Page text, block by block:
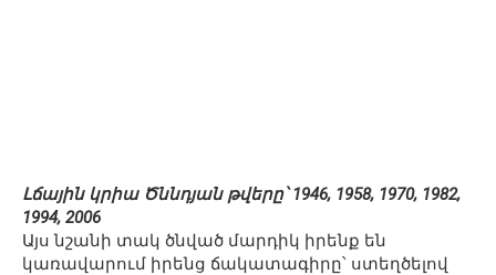
Լճային կրիա Ծննդյան թվերը՝ 1946, 1958, 1970, 1982,
1994, 2006
Այս նշանի տակ ծնված մարդիկ իրենք են
կառավարում իրենց ճակատագիրը՝ ստեղծելով